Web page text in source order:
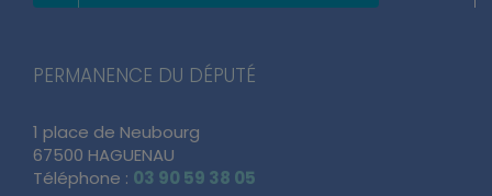
PERMANENCE DU DÉPUTÉ
1 place de Neubourg
67500 HAGUENAU
Téléphone : 03 90 59 38 05